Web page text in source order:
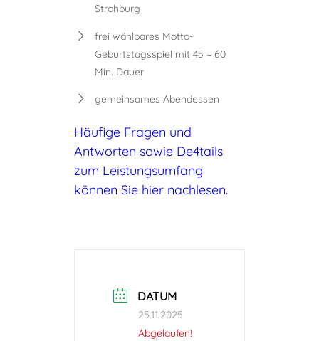
Strohburg
frei wählbares Motto-
Geburtstagsspiel mit 45 – 60
Min. Dauer
gemeinsames Abendessen
Häufige Fragen und
Antworten sowie De4tails
zum Leistungsumfang
können Sie hier nachlesen.
DATUM
25.11.2025
Abgelaufen!